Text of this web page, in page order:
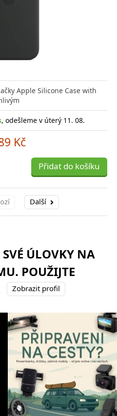
Apple Silicone Case with
, odešleme v úterý 11. 08.
Kč
Přidat do košíku
Další
SVÉ ÚLOVKY NA
POUŽIJTE
Zobrazit profil